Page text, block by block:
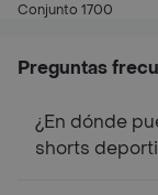
Conjunto 1700
Preguntas
¿En dónde
shorts